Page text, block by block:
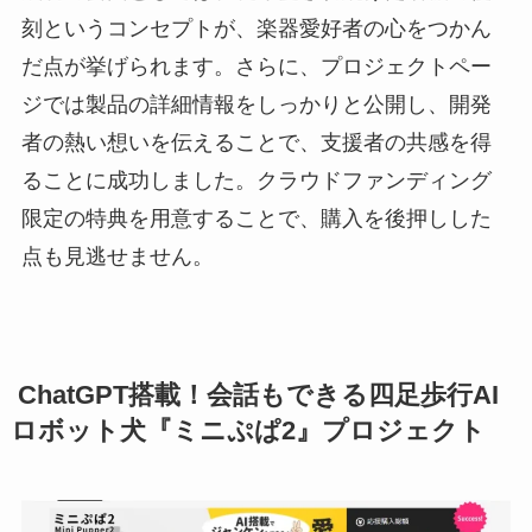
刻というコンセプトが、楽器愛好者の心をつかん
だ点が挙げられます。さらに、プロジェクトペー
ジでは製品の詳細情報をしっかりと公開し、開発
者の熱い想いを伝えることで、支援者の共感を得
ることに成功しました。クラウドファンディング
限定の特典を用意することで、購入を後押しした
点も見逃せません。
ChatGPT搭載！会話もできる四足歩行AI
ロボット犬『ミニぷぱ2』プロジェクト